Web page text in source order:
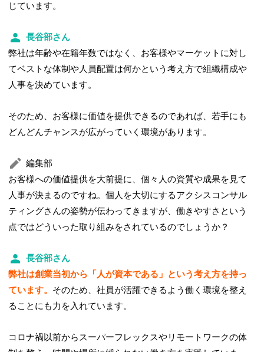
じています。
長谷部さん
弊社は年齢や在籍年数ではなく、お客様やマーケットに対し
てベストな体制や人員配置は何かという考え方で組織構成や
人事を決めています。
そのため、お客様に価値を提供できるのであれば、若手にも
どんどんチャンスが広がっていく環境があります。
編集部
お客様への価値提供を大前提に、個々人の資質や成果を見て
人事が決まるのですね。個人を大切にするアクシスコンサル
ティングさんの姿勢が伝わってきますが、働きやすさという
点ではどういった取り組みをされているのでしょうか？
長谷部さん
弊社は創業当初から「人が資本である」という考え方を持っ
ています。 そのため、社員が活躍できるよう働く環境を整え
ることにも力を入れています。
コロナ禍以前からスーパーフレックスやリモートワークの体